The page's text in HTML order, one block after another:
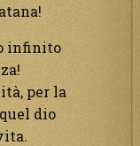
infinito
per la
dio